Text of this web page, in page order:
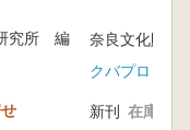
宰府条坊跡(筑
多数
究所 編
奈良文化財
クバプロ
新刊 在庫なし